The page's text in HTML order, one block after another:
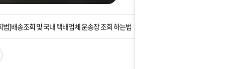
연휴 배송 및 휴무 안내
]배송조회 및 국내 택배업체 운송장 조회 하는법
고객 앱설치 가능합니다.